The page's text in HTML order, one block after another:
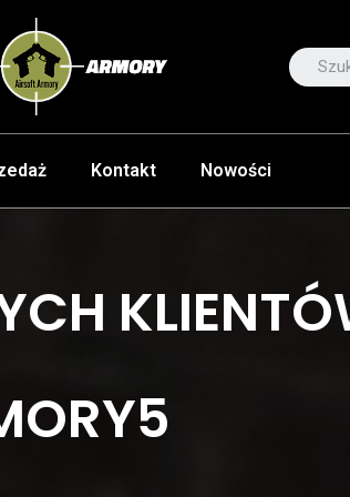
Kontakt Nowości